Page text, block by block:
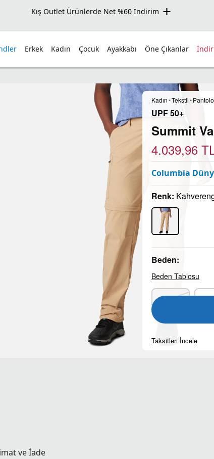
Kış Outlet Ürünlerde Net %60 İndirim
Erkek Kadın Çocuk Ayakkabı Öne Çıkanlar
Kadın•Tekstil•
UPF 50+
Summit
4.039,96
Columbia
Renk:
Beden:
Beden Tablosu
34-R
Taksitleri İncele
ve İade